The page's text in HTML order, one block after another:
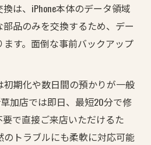
は、iPhone本体のデータ領域
品のみを交換するため、デー
す。面倒な事前バックアップ
初期化や数日間の預かりが一般
加店では即日、最短20分で修
で直接ご来店いただけるた
トラブルにも柔軟に対応可能